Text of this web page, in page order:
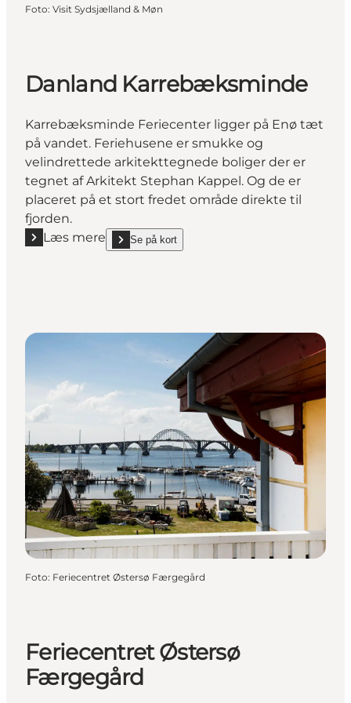
Foto: Visit Sydsjælland & Møn
Danland Karrebæksminde
Karrebæksminde Feriecenter ligger på Enø tæt
på vandet. Feriehusene er smukke og
velindrettede arkitekttegnede boliger der er
tegnet af Arkitekt Stephan Kappel. Og de er
placeret på et stort fredet område direkte til
fjorden.
Læs mere
Læs mere "Danland Karrebæksminde"
Se på kort
show Danland Karrebæksminde on_map
Foto: Feriecentret Østersø Færgegård
Feriecentret Østersø
Færgegård